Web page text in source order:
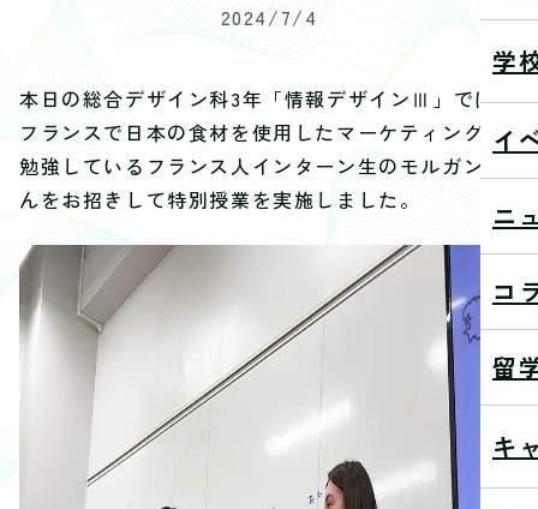
学
イ
ニ
コ
留
キ
2024/7/4
本日の総合デザイン科3年「情報デザインⅢ」では、
フランスで日本の食材を使用したマーケティングを
勉強しているフランス人インターン生のモルガンさ
んをお招きして特別授業を実施しました。